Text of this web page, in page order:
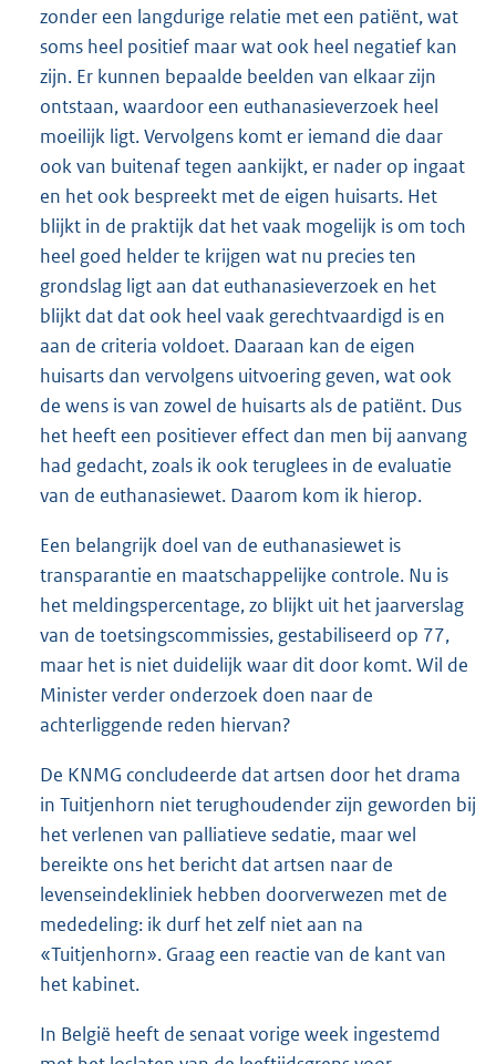
zonder een langdurige relatie met een patiënt, wat
soms heel positief maar wat ook heel negatief kan
zijn. Er kunnen bepaalde beelden van elkaar zijn
ontstaan, waardoor een euthanasieverzoek heel
moeilijk ligt. Vervolgens komt er iemand die daar
ook van buitenaf tegen aankijkt, er nader op ingaat
en het ook bespreekt met de eigen huisarts. Het
blijkt in de praktijk dat het vaak mogelijk is om toch
heel goed helder te krijgen wat nu precies ten
grondslag ligt aan dat euthanasieverzoek en het
blijkt dat dat ook heel vaak gerechtvaardigd is en
aan de criteria voldoet. Daaraan kan de eigen
huisarts dan vervolgens uitvoering geven, wat ook
de wens is van zowel de huisarts als de patiënt. Dus
het heeft een positiever effect dan men bij aanvang
had gedacht, zoals ik ook teruglees in de evaluatie
van de euthanasiewet. Daarom kom ik hierop.
Een belangrijk doel van de euthanasiewet is
transparantie en maatschappelijke controle. Nu is
het meldingspercentage, zo blijkt uit het jaarverslag
van de toetsingscommissies, gestabiliseerd op 77,
maar het is niet duidelijk waar dit door komt. Wil de
Minister verder onderzoek doen naar de
achterliggende reden hiervan?
De KNMG concludeerde dat artsen door het drama
in Tuitjenhorn niet terughoudender zijn geworden bij
het verlenen van palliatieve sedatie, maar wel
bereikte ons het bericht dat artsen naar de
levenseindekliniek hebben doorverwezen met de
mededeling: ik durf het zelf niet aan na
«Tuitjenhorn». Graag een reactie van de kant van
het kabinet.
In België heeft de senaat vorige week ingestemd